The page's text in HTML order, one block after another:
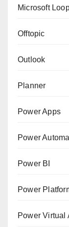
Microsoft
Offtopic
Outlook
Planner
Power Apps
Power
Power BI
Power
Power Virtual